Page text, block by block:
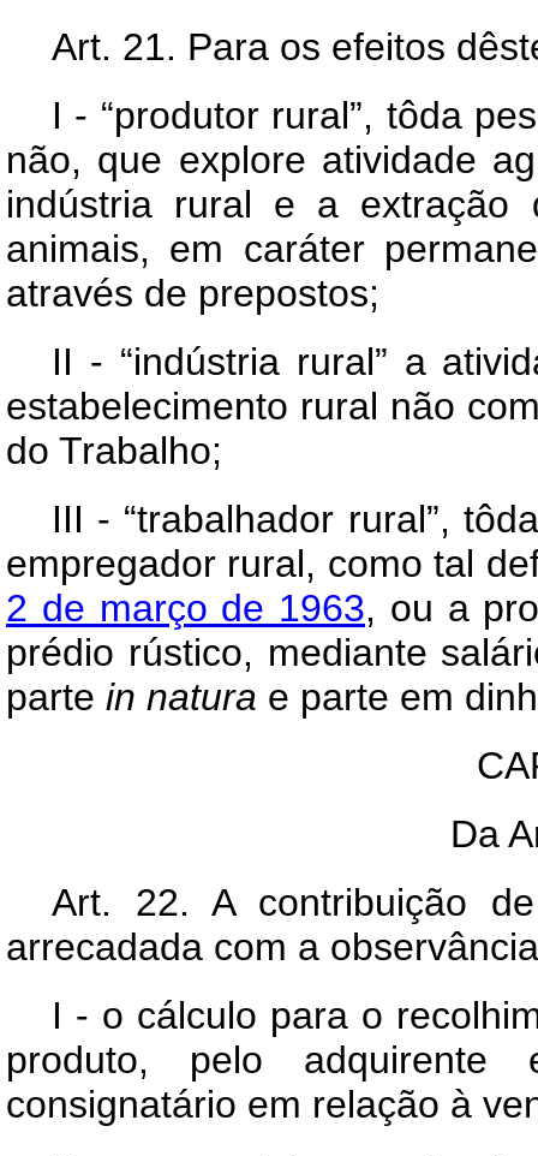
Art. 21. Para os efeitos
I - “produtor rural”, tôda
não, que explore atividade
indústria rural e a extração
animais, em caráter
através de prepostos;
II - “indústria rural” a
estabelecimento rural não
do Trabalho;
III - “trabalhador rural”,
empregador rural, como tal
2 de março de 1963, ou a
prédio rústico, mediante
parte in natura e parte em
Da
Art. 22. A contribuição
arrecadada com a
I - o cálculo para o
produto, pelo
consignatário em relação à